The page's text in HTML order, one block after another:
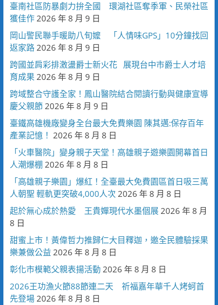
臺南社區防暴劇力拚全國 環湖社區奪季軍、民榮社區
獲佳作2026 年 8 月 9 日
岡山警民聯手暖助八旬嬤 「人情味GPS」10分鐘找回
返家路2026 年 8 月 9 日
跨國並肩彩排激盪爵士新火花 展現台中市爵士人才培
育成果 2026 年 8 月 9 日
跨域整合守護全家！鳳山醫院結合閱讀行動與健康宣導
慶父親節2026 年 8 月 9 日
臺鐵高雄機廠變身全台最大免費樂園 陳其邁:保存百年
產業記憶！ 2026 年 8 月 8 日
「火車醫院」變身親子天堂！高雄親子遊樂園開幕首日
人潮爆棚 2026 年 8 月 8 日
「高雄親子樂園」爆紅！全臺最大免費園區首日吸三萬
人朝聖 輕軌更突破4,000人次 2026 年 8 月 8 日
起於無心成於熱愛 王貴嬋現代水墨個展2026 年 8 月
8 日
甜蜜上市！黃偉哲力推歸仁大目釋迦，邀全民體驗採果
樂兼做公益 2026 年 8 月 8 日
彰化市模範父親表揚活動 2026 年 8 月 8 日
2026王功漁火節88節連二天 祈福嘉年華千人烤蚵首
先登場2026 年 8 月 8 日